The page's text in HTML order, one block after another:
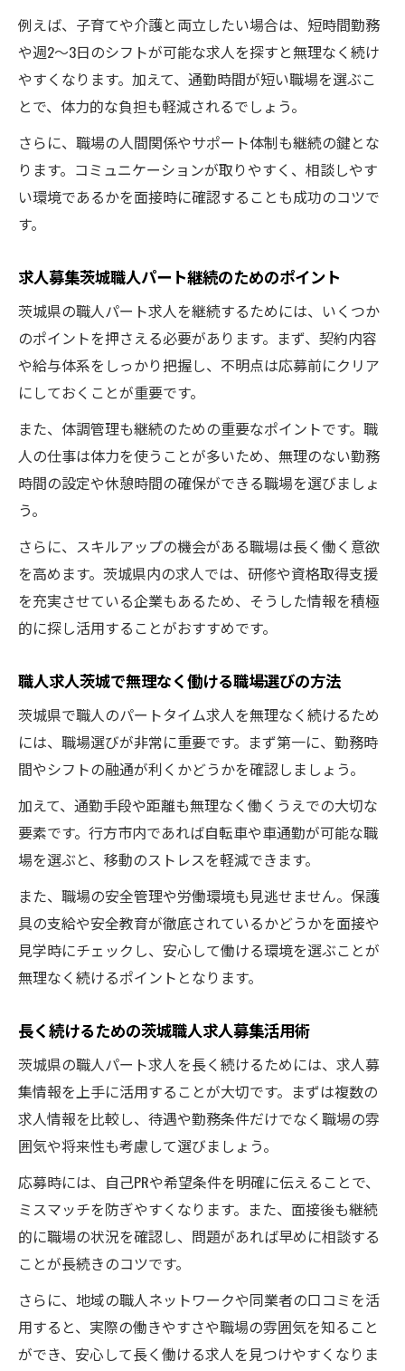
例えば、子育てや介護と両立したい場合は、短時間勤務
や週2〜3日のシフトが可能な求人を探すと無理なく続け
やすくなります。加えて、通勤時間が短い職場を選ぶこ
とで、体力的な負担も軽減されるでしょう。
さらに、職場の人間関係やサポート体制も継続の鍵とな
ります。コミュニケーションが取りやすく、相談しやす
い環境であるかを面接時に確認することも成功のコツで
す。
求人募集茨城職人パート継続のためのポイント
茨城県の職人パート求人を継続するためには、いくつか
のポイントを押さえる必要があります。まず、契約内容
や給与体系をしっかり把握し、不明点は応募前にクリア
にしておくことが重要です。
また、体調管理も継続のための重要なポイントです。職
人の仕事は体力を使うことが多いため、無理のない勤務
時間の設定や休憩時間の確保ができる職場を選びましょ
う。
さらに、スキルアップの機会がある職場は長く働く意欲
を高めます。茨城県内の求人では、研修や資格取得支援
を充実させている企業もあるため、そうした情報を積極
的に探し活用することがおすすめです。
職人求人茨城で無理なく働ける職場選びの方法
茨城県で職人のパートタイム求人を無理なく続けるため
には、職場選びが非常に重要です。まず第一に、勤務時
間やシフトの融通が利くかどうかを確認しましょう。
加えて、通勤手段や距離も無理なく働くうえでの大切な
要素です。行方市内であれば自転車や車通勤が可能な職
場を選ぶと、移動のストレスを軽減できます。
また、職場の安全管理や労働環境も見逃せません。保護
具の支給や安全教育が徹底されているかどうかを面接や
見学時にチェックし、安心して働ける環境を選ぶことが
無理なく続けるポイントとなります。
長く続けるための茨城職人求人募集活用術
茨城県の職人パート求人を長く続けるためには、求人募
集情報を上手に活用することが大切です。まずは複数の
求人情報を比較し、待遇や勤務条件だけでなく職場の雰
囲気や将来性も考慮して選びましょう。
応募時には、自己PRや希望条件を明確に伝えることで、
ミスマッチを防ぎやすくなります。また、面接後も継続
的に職場の状況を確認し、問題があれば早めに相談する
ことが長続きのコツです。
さらに、地域の職人ネットワークや同業者の口コミを活
用すると、実際の働きやすさや職場の雰囲気を知ること
ができ、安心して長く働ける求人を見つけやすくなりま